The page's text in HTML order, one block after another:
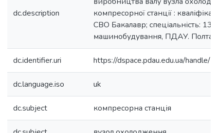
dc.description
компресорної станції :
СВО Бакалавр; спеціальність:
машинобудування, ПДАУ.
dc.identifier.uri https://dspace.pdau.edu.ua/
dc.language.iso uk
dc.subject компресорна станція